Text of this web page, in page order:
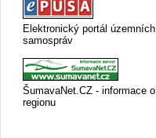
Elektronický portál územních
samospráv
ŠumavaNet.CZ - informace o
regionu